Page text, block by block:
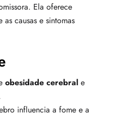
Ela oferece
as causas e sintomas
obesidade cerebral e
influencia a fome e a